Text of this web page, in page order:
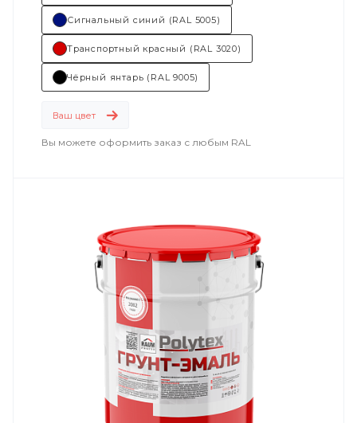
Сигнальный синий (RAL 5005)
Транспортный красный (RAL 3020)
Чёрный янтарь (RAL 9005)
Ваш цвет
Вы можете оформить заказ с любым RAL